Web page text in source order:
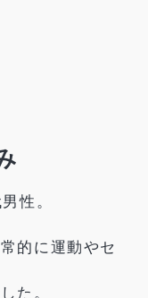
性。
的に運動やセ
た。